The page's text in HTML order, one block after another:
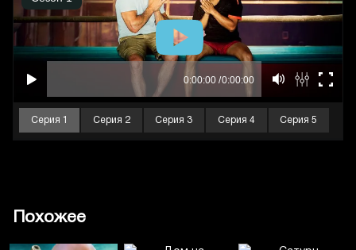
Серия 1 Серия 2 Серия 3 Серия 4 Серия 5
Похожее